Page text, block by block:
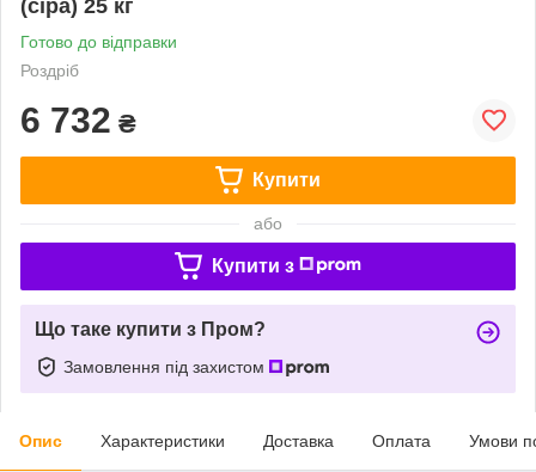
(сіра) 25 кг
Готово до відправки
Роздріб
6 732 ₴
Купити
або
Купити з
Що таке купити з Пром?
Замовлення під захистом
Опис Характеристики Доставка Оплата Умови